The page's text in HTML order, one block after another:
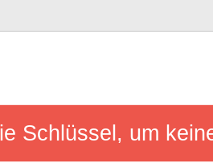
Schlüssel, um